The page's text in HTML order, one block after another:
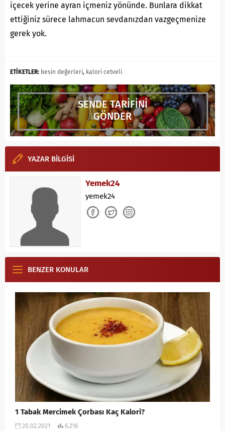
içecek yerine ayran içmeniz yönünde. Bunlara dikkat
ettiğiniz sürece lahmacun sevdanızdan vazgeçmenize
gerek yok.
ETİKETLER: besin değerleri, kalori cetveli
SENDE TARİFİNİ
GÖNDER
YAZAR BİLGİSİ
Yemek24
yemek24
BENZER KONULAR
1 Tabak Mercimek Çorbası Kaç Kalori?
20.02.2021 6.216